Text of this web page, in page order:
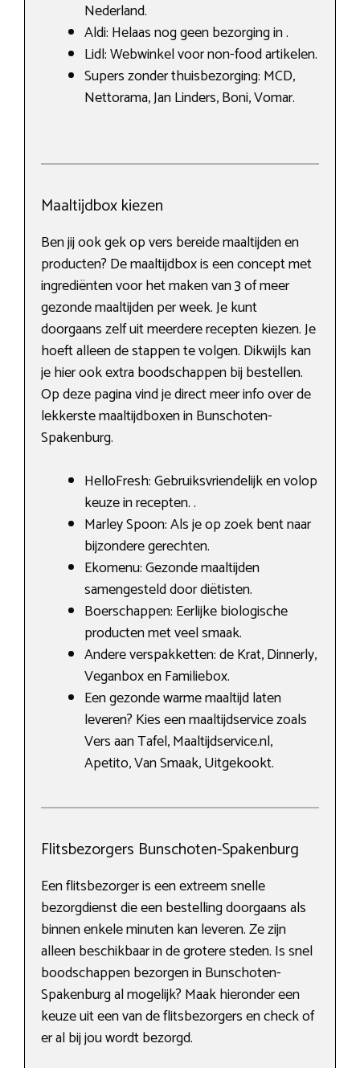
Nederland.
Aldi: Helaas nog geen bezorging in .
Lidl: Webwinkel voor non-food artikelen.
Supers zonder thuisbezorging: MCD,
Nettorama, Jan Linders, Boni, Vomar.
Maaltijdbox kiezen
Ben jij ook gek op vers bereide maaltijden en
producten? De maaltijdbox is een concept met
ingrediënten voor het maken van 3 of meer
gezonde maaltijden per week. Je kunt
doorgaans zelf uit meerdere recepten kiezen. Je
hoeft alleen de stappen te volgen. Dikwijls kan
je hier ook extra boodschappen bij bestellen.
Op deze pagina vind je direct meer info over de
lekkerste maaltijdboxen in Bunschoten-
Spakenburg.
HelloFresh: Gebruiksvriendelijk en volop
keuze in recepten. .
Marley Spoon: Als je op zoek bent naar
bijzondere gerechten.
Ekomenu: Gezonde maaltijden
samengesteld door diëtisten.
Boerschappen: Eerlijke biologische
producten met veel smaak.
Andere verspakketten: de Krat, Dinnerly,
Veganbox en Familiebox.
Een gezonde warme maaltijd laten
leveren? Kies een maaltijdservice zoals
Vers aan Tafel, Maaltijdservice.nl,
Apetito, Van Smaak, Uitgekookt.
Flitsbezorgers Bunschoten-Spakenburg
Een flitsbezorger is een extreem snelle
bezorgdienst die een bestelling doorgaans als
binnen enkele minuten kan leveren. Ze zijn
alleen beschikbaar in de grotere steden. Is snel
boodschappen bezorgen in Bunschoten-
Spakenburg al mogelijk? Maak hieronder een
keuze uit een van de flitsbezorgers en check of
er al bij jou wordt bezorgd.